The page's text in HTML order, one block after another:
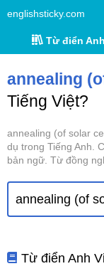
englishsticky.com
Từ điển
annealing
Tiếng Việt?
annealing (of solar
dụ trong Tiếng Anh.
bản ngữ. Từ đồng
Từ điển Anh